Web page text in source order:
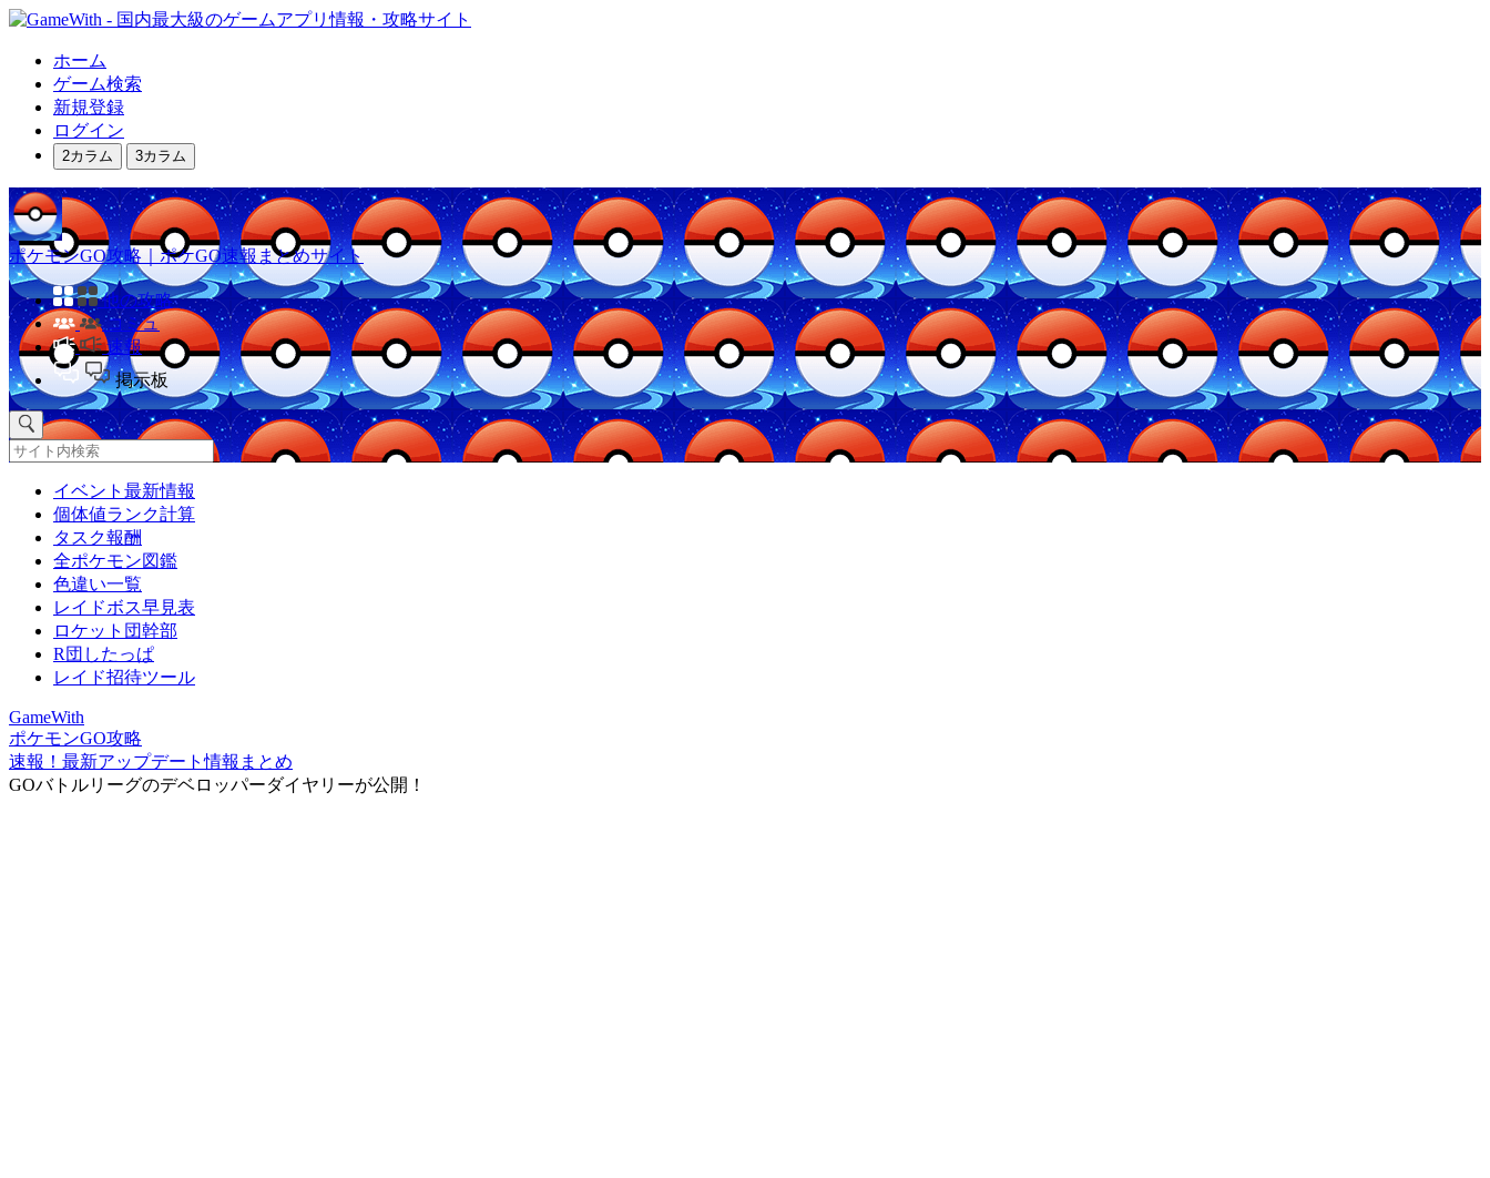
ホーム
ゲーム検索
新規登録
ログイン
2カラム 3カラム
ポケモンGO攻略｜ポケGO速報まとめサイト
他の攻略
コミュ
速報
掲示板
イベント最新情報
個体値ランク計算
タスク報酬
全ポケモン図鑑
色違い一覧
レイドボス早見表
ロケット団幹部
R団したっぱ
レイド招待ツール
GameWith
ポケモンGO攻略
速報！最新アップデート情報まとめ
GOバトルリーグのデベロッパーダイヤリーが公開！